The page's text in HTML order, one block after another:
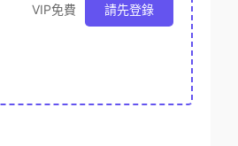
VIP免費 請先登錄